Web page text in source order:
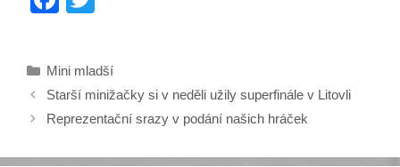
e
b
er
Rubriky
Mini mladší
Starší minižačky si v neděli užily superfinále v Litovli
Reprezentační srazy v podání našich hráček